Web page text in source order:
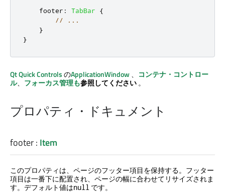
footer : TabBar
{
// ...
}
}
Qt Quick ControlsのApplicationWindow、 コンテナ・コントロー
ル、 フォーカス管理も参照してください。
プロパティ・ドキュメント
footer: Item
このプロパティは、ページのフッター項目を保持する。フッター
項目は一番下に配置され、ページの幅に合わせてリサイズされま
す。デフォルト値はnull です。